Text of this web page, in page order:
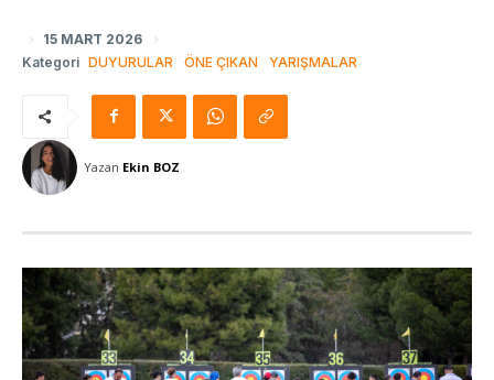
15 MART 2026
Kategori DUYURULAR ÖNE ÇIKAN YARIŞMALAR
Yazan Ekin BOZ